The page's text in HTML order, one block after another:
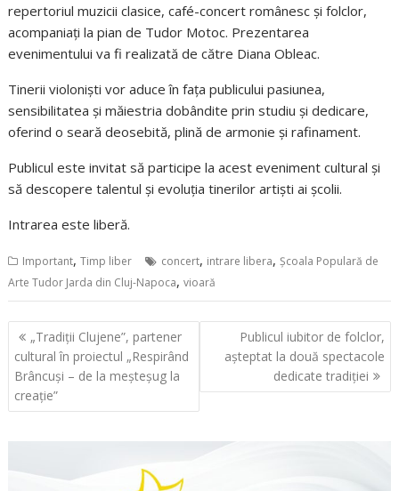
repertoriul muzicii clasice, café-concert românesc și folclor,
acompaniați la pian de Tudor Motoc. Prezentarea
evenimentului va fi realizată de către Diana Obleac.
Tinerii violoniști vor aduce în fața publicului pasiunea,
sensibilitatea și măiestria dobândite prin studiu și dedicare,
oferind o seară deosebită, plină de armonie și rafinament.
Publicul este invitat să participe la acest eveniment cultural și
să descopere talentul și evoluția tinerilor artiști ai școlii.
Intrarea este liberă.
Important,Timp liber concert, intrare libera,Școala Populară de
Arte Tudor Jarda din Cluj-Napoca,vioară
Navigare
în
articole
„Tradiții Clujene”, partener
cultural în proiectul „Respirând
Brâncuși – de la meșteșug la
creație”
Publicul iubitor de folclor,
așteptat la două spectacole
dedicate tradiției